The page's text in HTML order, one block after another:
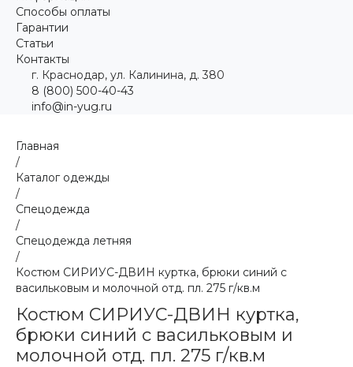
Способы оплаты
Гарантии
Статьи
Контакты
г. Краснодар, ул. Калинина, д. 380
8 (800) 500-40-43
info@in-yug.ru
Главная
/
Каталог одежды
/
Спецодежда
/
Спецодежда летняя
/
Костюм СИРИУС-ДВИН куртка, брюки синий с
васильковым и молочной отд. пл. 275 г/кв.м
Костюм СИРИУС-ДВИН куртка,
брюки синий с васильковым и
молочной отд. пл. 275 г/кв.м